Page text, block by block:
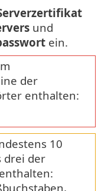
und
ein.
der
enthalten:
10
drei der